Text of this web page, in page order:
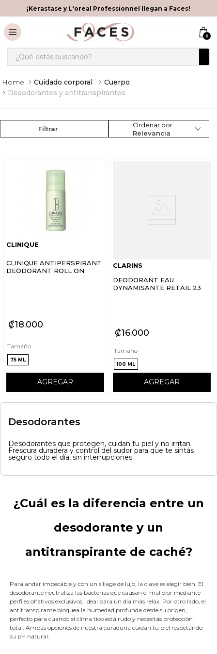
¡Kerastase y L'oreal Professionnel llegan a Faces!
0
¿Qué estás buscando?
Cuidado corporal
Cuerpo
Desodorantes y antitranspirantes
Filtrar
Ordenar por
Relevancia
CLINIQUE
CLINIQUE ANTIPERSPIRANT
DEODORANT ROLL ON
₡18 000
Tamaño
75 ML
AGREGAR
CLARINS
DEODORANT EAU
DYNAMISANTE RETAIL 23
₡16000
Tamaño
100 ML
AGREGAR
Desodorantes
Desodorantes que protegen, cuidan tu piel y no irritan.
Frescura duradera y control del sudor para que te sintás
seguro todo el día, sin interrupciones.
¿Cuál es la diferencia entre un
desodorante y un
antitranspirante de caché?
Para andar impecable y con un sillage de lujo, la clave es elegir bien. El
desodorante neutraliza las bacterias que causan el mal olor mediante
perfiles olfativos exclusivos, ideal para un día más relax. Por otro lado, el
antitranspirante bloquea la humedad profunda desde su origen,
perfecto para cuando el clima tico está rudo y necesitás protección
total. Ambas opciones de nuestra curaduría cuidan tu piel respetando
su pH natural.